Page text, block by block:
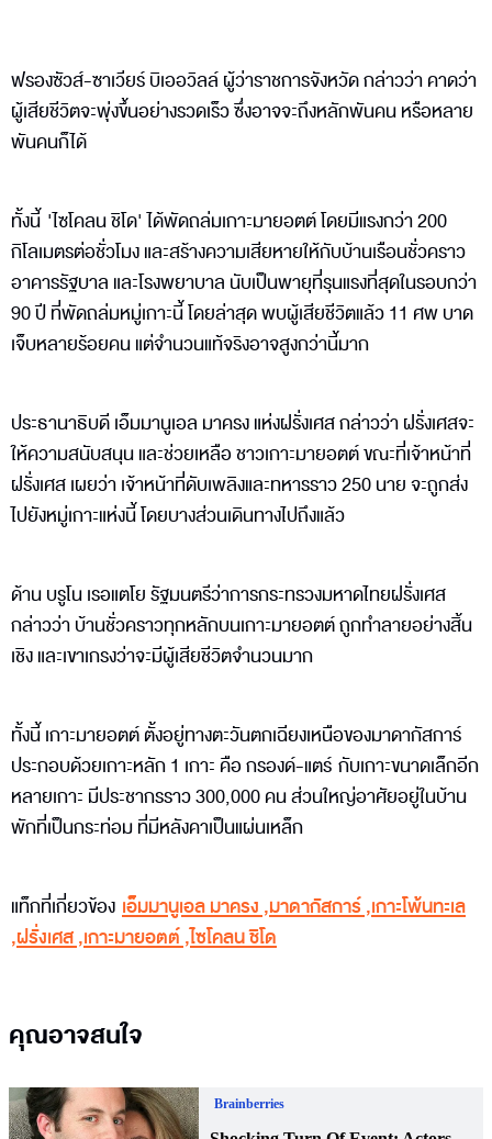
ฟรองซัวส์-ซาเวียร์ บิเออวิลล์ ผู้ว่าราชการจังหวัด กล่าวว่า คาดว่า
ผู้เสียชีวิตจะพุ่งขึ้นอย่างรวดเร็ว ซึ่งอาจจะถึงหลักพันคน หรือหลาย
พันคนก็ได้
ทั้งนี้ 'ไซโคลน ชิโด' ได้พัดถล่มเกาะมายอตต์ โดยมีแรงกว่า 200
กิโลเมตรต่อชั่วโมง และสร้างความเสียหายให้กับบ้านเรือนชั่วคราว
อาคารรัฐบาล และโรงพยาบาล นับเป็นพายุที่รุนแรงที่สุดในรอบกว่า
90 ปี ที่พัดถล่มหมู่เกาะนี้ โดยล่าสุด พบผู้เสียชีวิตแล้ว 11 ศพ บาด
เจ็บหลายร้อยคน แต่จำนวนแท้จริงอาจสูงกว่านี้มาก
ประธานาธิบดี เอ็มมานูเอล มาครง แห่งฝรั่งเศส กล่าวว่า ฝรั่งเศสจะ
ให้ความสนับสนุน และช่วยเหลือ ชาวเกาะมายอตต์ ขณะที่เจ้าหน้าที่
ฝรั่งเศส เผยว่า เจ้าหน้าที่ดับเพลิงและทหารราว 250 นาย จะถูกส่ง
ไปยังหมู่เกาะแห่งนี้ โดยบางส่วนเดินทางไปถึงแล้ว
ด้าน บรูโน เรอแตโย รัฐมนตรีว่าการกระทรวงมหาดไทยฝรั่งเศส
กล่าวว่า บ้านชั่วคราวทุกหลักบนเกาะมายอตต์ ถูกทำลายอย่างสิ้น
เชิง และเขาเกรงว่าจะมีผู้เสียชีวิตจำนวนมาก
ทั้งนี้ เกาะมายอตต์ ตั้งอยู่ทางตะวันตกเฉียงเหนือของมาดากัสการ์
ประกอบด้วยเกาะหลัก 1 เกาะ คือ กรองด์-แตร์ กับเกาะขนาดเล็กอีก
หลายเกาะ มีประชากรราว 300,000 คน ส่วนใหญ่อาศัยอยู่ในบ้าน
พักที่เป็นกระท่อม ที่มีหลังคาเป็นแผ่นเหล็ก
แท็กที่เกี่ยวข้อง เอ็มมานูเอล มาครง ,มาดากัสการ์,เกาะโพ้นทะเล
,ฝรั่งเศส,เกาะมายอตต์,ไซโคลน ชิโด
คุณอาจสนใจ